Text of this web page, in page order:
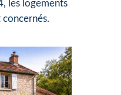
les logements
concernés.